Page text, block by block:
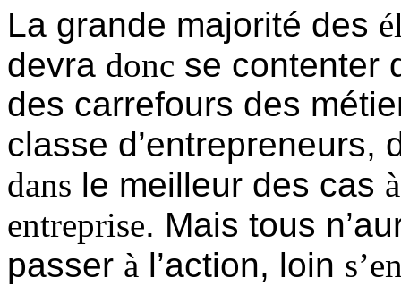
La grande majorité des
devra donc se contenter
des carrefours des
classe d’entrepreneurs,
dans le meilleur des cas à
entreprise. Mais tous
passer à l’action, loin